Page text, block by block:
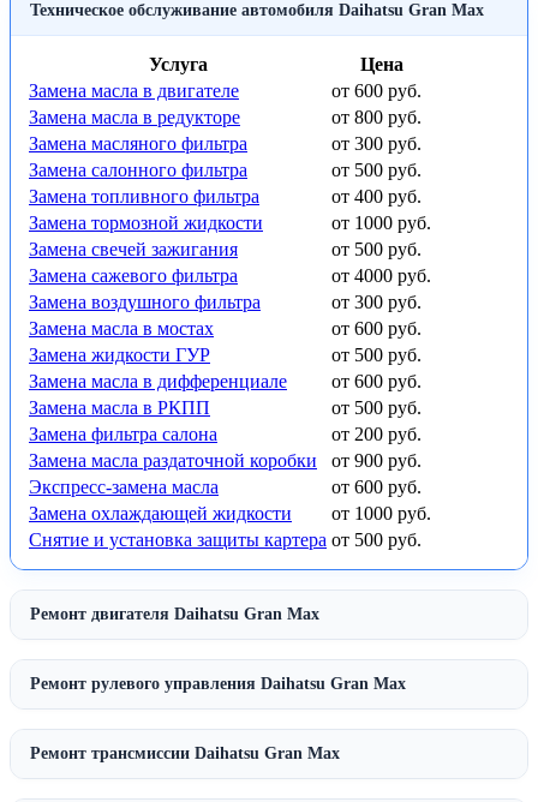
Техническое обслуживание автомобиля Daihatsu Gran Max
Услуга
Цена
Замена масла в двигателе
от 600 руб.
Замена масла в редукторе
от 800 руб.
Замена масляного фильтра
от 300 руб.
Замена салонного фильтра
от 500 руб.
Замена топливного фильтра
от 400 руб.
Замена тормозной жидкости
от 1000 руб.
Замена свечей зажигания
от 500 руб.
Замена сажевого фильтра
от 4000 руб.
Замена воздушного фильтра
от 300 руб.
Замена масла в мостах
от 600 руб.
Замена жидкости ГУР
от 500 руб.
Замена масла в дифференциале
от 600 руб.
Замена масла в РКПП
от 500 руб.
Замена фильтра салона
от 200 руб.
Замена масла раздаточной коробки
от 900 руб.
Экспресс-замена масла
от 600 руб.
Замена охлаждающей жидкости
от 1000 руб.
Снятие и установка защиты картера от 500 руб.
Ремонт двигателя Daihatsu Gran Max
Ремонт рулевого управления Daihatsu Gran Max
Ремонт трансмиссии Daihatsu Gran Max